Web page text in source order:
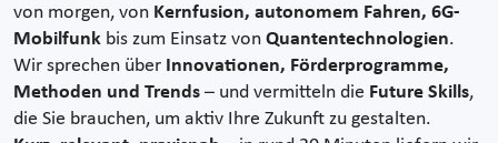
von morgen, von Kernfusion, autonomem Fahren, 6G-
Mobilfunk bis zum Einsatz von Quantentechnologien.
Wir sprechen über Innovationen, Förderprogramme,
Methoden und Trends – und vermitteln die Future Skills,
die Sie brauchen, um aktiv Ihre Zukunft zu gestalten.